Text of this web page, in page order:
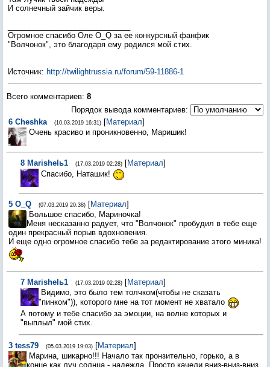
И солнечный зайчик веры.
Огромное спасибо Оле O_Q за ее конкурсный фанфик
"Волчонок", это благодаря ему родился мой стих.
Источник: http://twilightrussia.ru/forum/59-11886-1
Всего комментариев: 8
Порядок вывода комментариев:
6 Cheshka (10.03.2019 16:31) [Материал]
Очень красиво и проникновенно, Маришик!
8 Marishelь1 (17.03.2019 02:28) [Материал]
Спасибо, Наташик!
5 O_Q (07.03.2019 20:38) [Материал]
Большое спасибо, Мариночка!
Меня несказанно радует, что "Волчонок" пробудил в тебе еще
один прекрасный порыв вдохновения.
И еще одно огромное спасибо тебе за редактирование этого миника!
7 Marishelь1 (17.03.2019 02:28) [Материал]
Видимо, это было тем толчком(чтобы не сказать
"пинком")), которого мне на тот момент не хватало
А потому и тебе спасибо за эмоции, на волне которых и
"выплыл" мой стих.
3 tess79 (05.03.2019 19:03) [Материал]
Марина, шикарно!!! Начало так пронзительно, горько, а в
конце как луч солнца - надежда. Просто качели вниз-вниз-вниз